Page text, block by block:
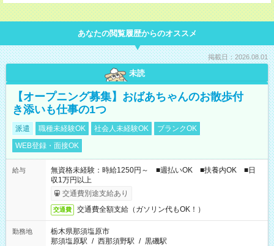
あなたの閲覧履歴からのオススメ
掲載日：2026.08.01
未読
【オープニング募集】おばあちゃんのお散歩付
き添いも仕事の1つ
派遣 職種未経験OK 社会人未経験OK
ブランクOK
WEB登録・面接OK
給与
無資格未経験：時給1250円～ ■週払いOK ■扶養内OK ■日
収1万円以上
交通費別途支給あり
交通費 交通費全額支給（ガソリン代もOK！）
勤務地
栃木県那須塩原市
那須塩原駅 / 西那須野駅 / 黒磯駅